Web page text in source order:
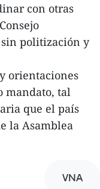
con otras
politización y
orientaciones
mandato, tal
que el país
la Asamblea
VNA